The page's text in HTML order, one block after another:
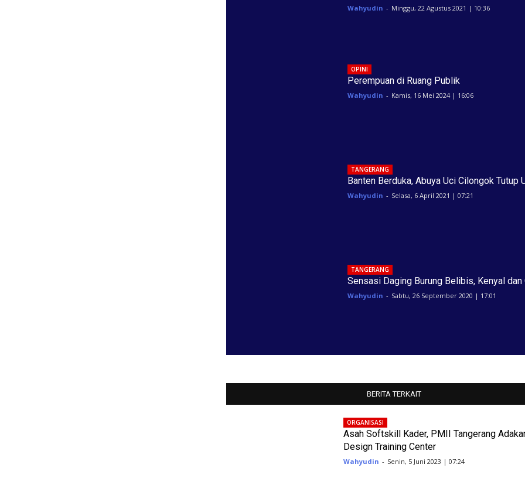
Wahyudin - Minggu, 22 Agustus 2021 | 10:36
OPINI
Perempuan di Ruang Publik
Wahyudin - Kamis, 16 Mei 2024 | 16:06
TANGERANG
Banten Berduka, Abuya Uci Cilongok Tutup
Wahyudin - Selasa, 6 April 2021 | 07:21
TANGERANG
Sensasi Daging Burung Belibis, Kenyal dan
Wahyudin - Sabtu, 26 September 2020 | 17:01
BERITA TERKAIT
ORGANISASI
Asah Softskill Kader, PMII Tangerang
Design Training Center
Wahyudin - Senin, 5 Juni 2023 | 07:24